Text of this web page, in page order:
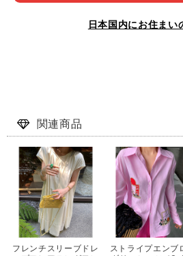
日本国内にお住まい
関連商品
フレンチスリーブドレ
ストライプエンブ